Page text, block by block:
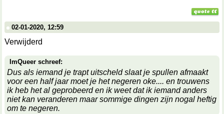
02-01-2020, 12:59
Verwijderd
ImQueer schreef:
Dus als iemand je trapt uitscheld slaat je spullen afmaakt
voor een half jaar moet je het negeren oke.... en trouwens
ik heb het al geprobeerd en ik weet dat ik iemand anders
niet kan veranderen maar sommige dingen zijn nogal heftig
om te negeren.